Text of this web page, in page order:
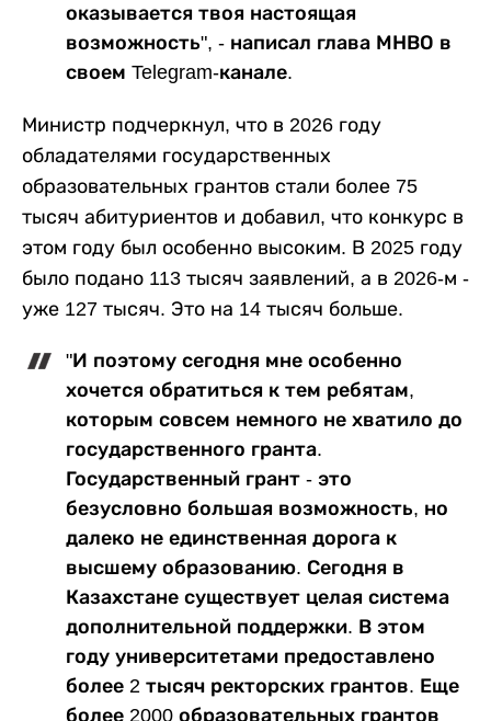
оказывается твоя настоящая
возможность", - написал глава МНВО в
своем Telegram-канале.
Министр подчеркнул, что в 2026 году
обладателями государственных
образовательных грантов стали более 75
тысяч абитуриентов и добавил, что конкурс в
этом году был особенно высоким. В 2025 году
было подано 113 тысяч заявлений, а в 2026-м -
уже 127 тысяч. Это на 14 тысяч больше.
"И поэтому сегодня мне особенно
хочется обратиться к тем ребятам,
которым совсем немного не хватило до
государственного гранта.
Государственный грант - это
безусловно большая возможность, но
далеко не единственная дорога к
высшему образованию. Сегодня в
Казахстане существует целая система
дополнительной поддержки. В этом
году университетами предоставлено
более 2 тысяч ректорских грантов. Еще
более 2000 образовательных грантов